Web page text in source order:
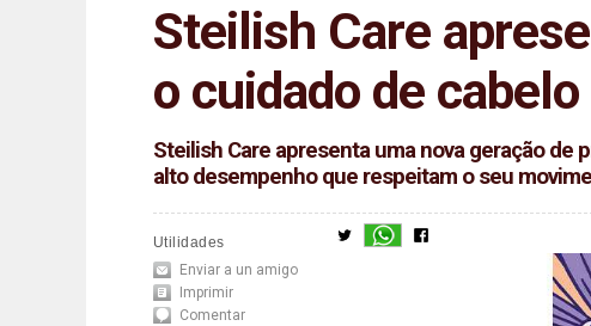
Steilish Care
o cuidado de
Steilish Care apresenta uma nova geração
alto desempenho que respeitam o seu
Utilidades
Enviar a un amigo
Imprimir
Comentar